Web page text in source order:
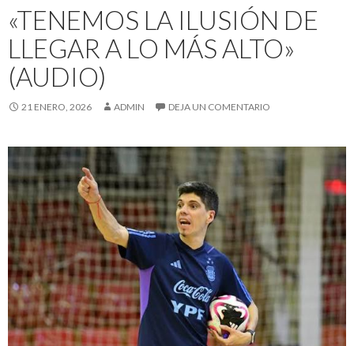
«TENEMOS LA ILUSIÓN DE
LLEGAR A LO MÁS ALTO»
(AUDIO)
21 ENERO, 2026 ADMIN DEJA UN COMENTARIO